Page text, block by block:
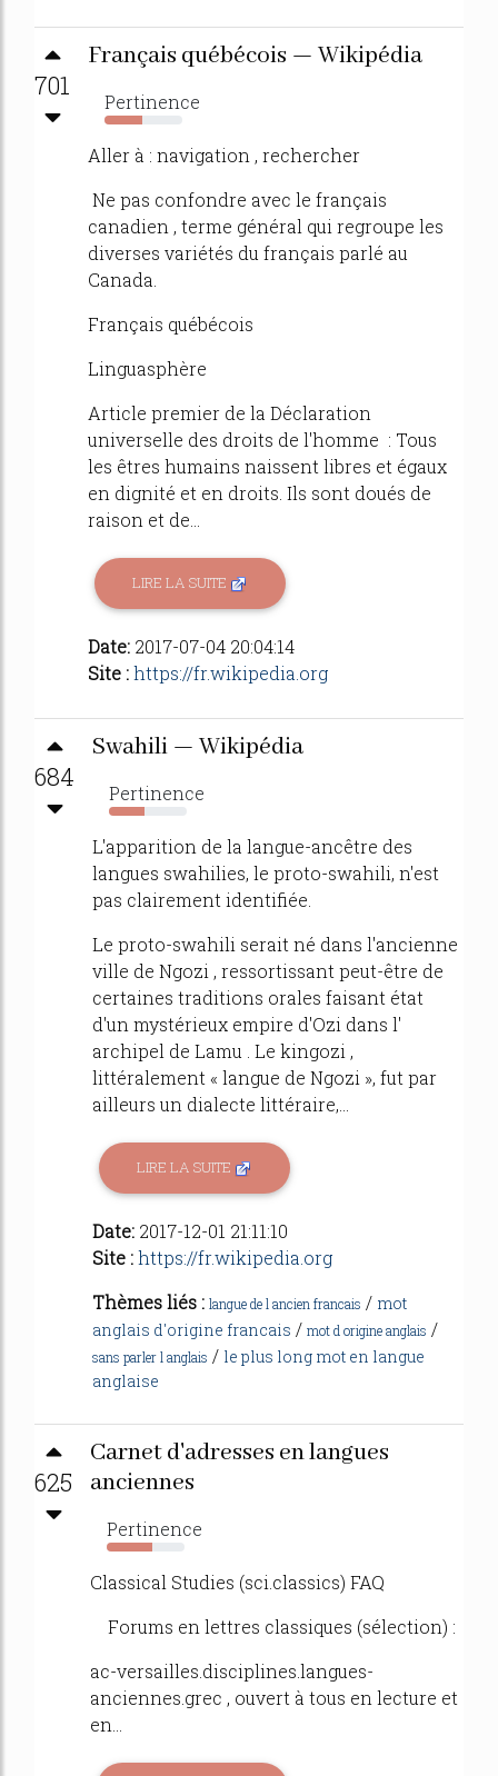
701
Français québécois — Wikipédia
Pertinence
48%
Aller à : navigation , rechercher
Ne pas confondre avec le français
canadien , terme général qui regroupe les
diverses variétés du français parlé au
Canada.
Français québécois
Linguasphère
Article premier de la Déclaration
universelle des droits de l'homme : Tous
les êtres humains naissent libres et égaux
en dignité et en droits. Ils sont doués de
raison et de...
LIRE LA SUITE
Date: 2017-07-04 20:04:14
Site :https://fr.wikipedia.org
684
Swahili — Wikipédia
Pertinence
45%
L'apparition de la langue-ancêtre des
langues swahilies, le proto-swahili, n'est
pas clairement identifiée.
Le proto-swahili serait né dans l'ancienne
ville de Ngozi , ressortissant peut-être de
certaines traditions orales faisant état
d'un mystérieux empire d'Ozi dans l'
archipel de Lamu . Le kingozi ,
littéralement « langue de Ngozi », fut par
ailleurs un dialecte littéraire,...
LIRE LA SUITE
Date: 2017-12-01 21:11:10
Site :https://fr.wikipedia.org
Thèmes liés : langue de l ancien francais / mot
anglais d'origine francais / mot d origine anglais /
sans parler l anglais / le plus long mot en langue
anglaise
625
Carnet d'adresses en langues
anciennes
Pertinence
59%
Classical Studies (sci.classics) FAQ
Forums en lettres classiques (sélection) :
ac-versailles.disciplines.langues-
anciennes.grec , ouvert à tous en lecture et
en...